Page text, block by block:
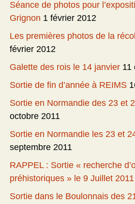
Séance de photos pour
Grignon 1 février 2012
Les premières photos de la
février 2012
Galette des rois le 14 janvier 11
Sortie de fin d’année à REIMS
Sortie en Normandie des 23 et
octobre 2011
Sortie en Normandie les 23 et
septembre 2011
RAPPEL : Sortie « recherche
préhistoriques » le 9 Juillet 2011
Sortie dans le Boulonnais des